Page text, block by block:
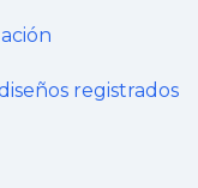
registrados